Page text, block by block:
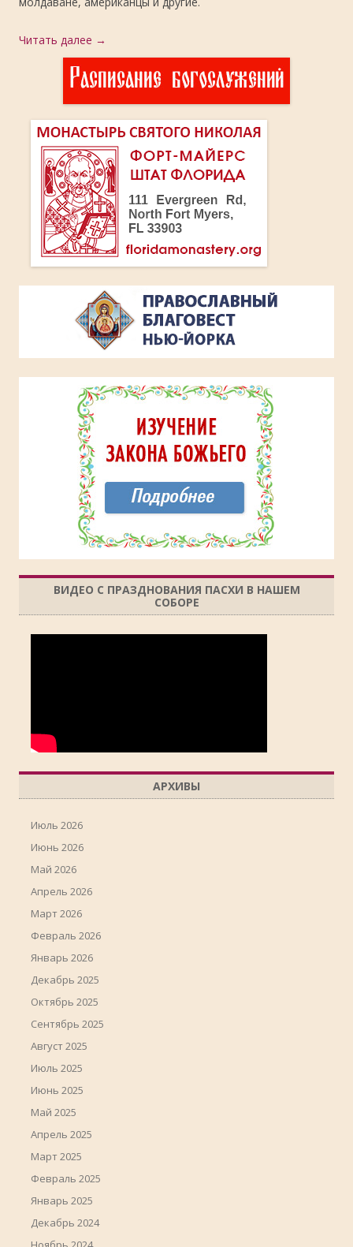
Читать далее →
ВИДЕО С ПРАЗДНОВАНИЯ ПАСХИ В НАШЕМ
СОБОРЕ
АРХИВЫ
Июль 2026
Июнь 2026
Май 2026
Апрель 2026
Март 2026
Февраль 2026
Январь 2026
Декабрь 2025
Октябрь 2025
Сентябрь 2025
Август 2025
Июль 2025
Июнь 2025
Май 2025
Апрель 2025
Март 2025
Февраль 2025
Январь 2025
Декабрь 2024